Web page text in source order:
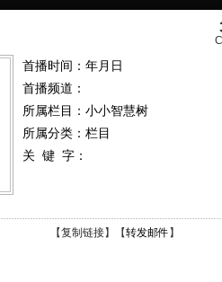
首播时间：年月日
首播频道：
所属栏目： 小小智慧树
所属分类：栏目
关 键 字：
【复制链接】【转发邮件 】